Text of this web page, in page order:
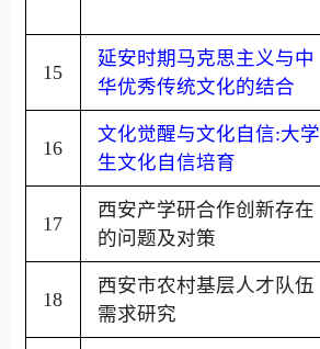
15
延安时期马克思主义与中
华优秀传统文化的结合
16
文化觉醒与文化自信:大学
生文化自信培育
17
西安产学研合作创新存在
的问题及对策
18
西安市农村基层人才队伍
需求研究